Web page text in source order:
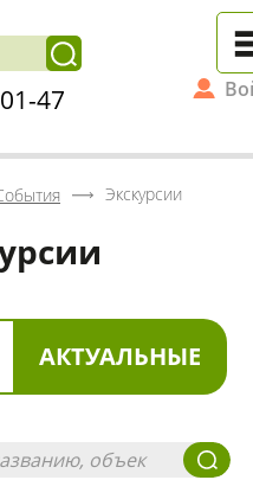
47
Экскурсии
АКТУАЛЬНЫЕ